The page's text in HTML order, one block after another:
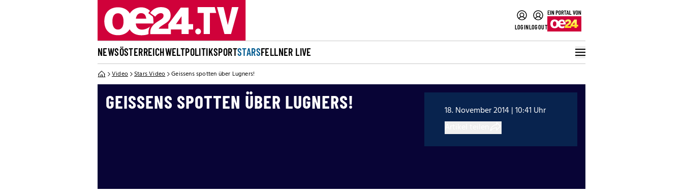
LOGINLOGOUT
NEWSÖSTERREICHWELTPOLITIKSPORTSTARSFELLNER LIVE
Video Stars Video Geissens spotten über Lugners!
GEISSENS SPOTTEN ÜBER LUGNERS!
18. November 2014 | 10:41 Uhr